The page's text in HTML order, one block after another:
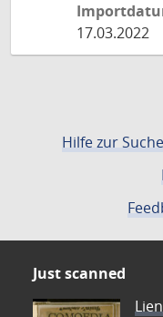
17.03.2022
Hilfe zur Suche
Just scanned